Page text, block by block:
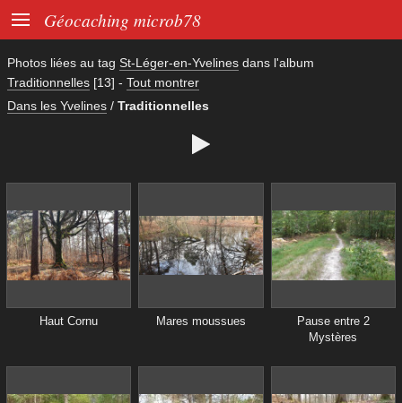
 Géocaching microb78
Photos liées au tag St-Léger-en-Yvelines dans l'album
Traditionnelles [13] - Tout montrer
Dans les Yvelines / Traditionnelles

Haut Cornu Mares moussues
Pause entre 2
Mystères